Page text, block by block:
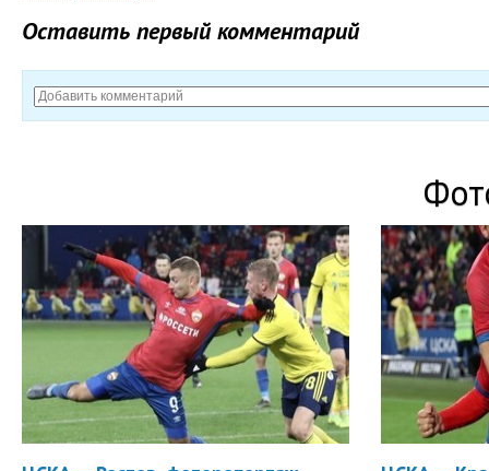
Оставить первый комментарий